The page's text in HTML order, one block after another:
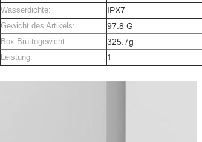
Wasserdichte: IPX7
Gewicht des Artikels: 97.8 G
Box Bruttogewicht: 325.7g
Leistung: 1